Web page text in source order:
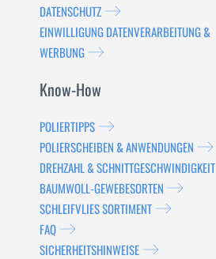
DATENSCHUTZ
EINWILLIGUNG DATENVERARBEITUNG &
WERBUNG
Know-How
POLIERTIPPS
POLIERSCHEIBEN & ANWENDUNGEN
DREHZAHL & SCHNITTGESCHWINDIGKEIT
BAUMWOLL-GEWEBESORTEN
SCHLEIFVLIES SORTIMENT
FAQ
SICHERHEITSHINWEISE